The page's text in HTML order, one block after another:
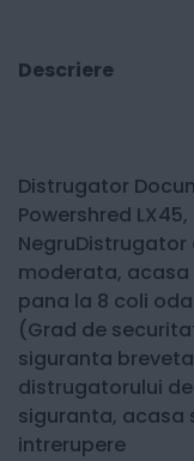
Descriere
Distrugator
Powershred
moderata, acasa
pana la 8 coli
(Grad de
siguranta
distrugatorului
siguranta, acasa
intrerupere